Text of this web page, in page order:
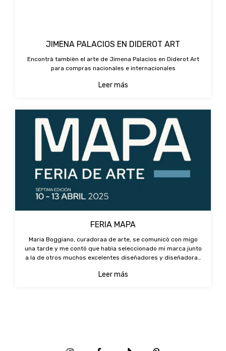
JIMENA PALACIOS EN DIDEROT ART
Encontrà tambièn el arte de Jimena Palacios en Diderot Art
para compras nacionales e internacionales
Leer más
FERIA MAPA
Maria Boggiano, curadoraa de arte, se comunicò con migo
una tarde y me contò que habìa seleccionado mi marca junto
a la de otros muchos excelentes diseñadores y diseñadoras
MAPA.Feliz de est
Leer más